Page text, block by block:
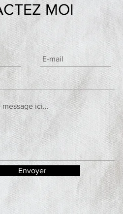
MOI
Envoyer